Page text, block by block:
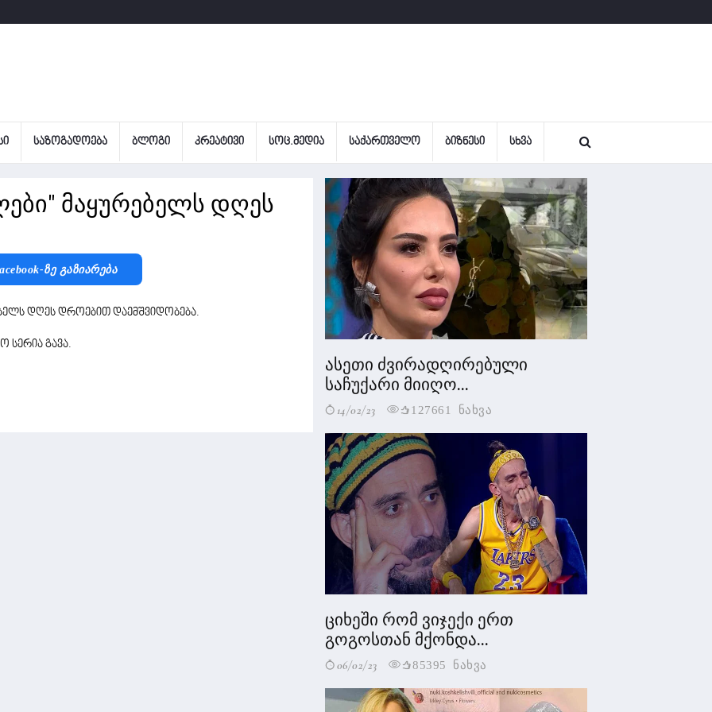
ᲡᲐᲖᲝᲒᲐᲓᲝᲔᲑᲐ ᲑᲚᲝᲒᲘ ᲙᲠᲔᲐᲢᲘᲕᲘ ᲡᲝᲪ.ᲛᲔᲓᲘᲐ ᲡᲐᲥᲐᲠᲗᲕᲔᲚᲝ ᲑᲘᲖᲜᲔᲡᲘ ᲡᲮᲕᲐ
მაყურებელს დღეს
Ზე Გაზიარება
დღეს დროებით დაემშვიდობება.
სერია გავა.
ასეთი ძვირადღირებული
საჩუქარი მიიღო...
14/02/23 127661 ნახვა
ციხეში რომ ვიჯექი ერთ
გოგოსთან მქონდა...
06/02/23 85395 ნახვა